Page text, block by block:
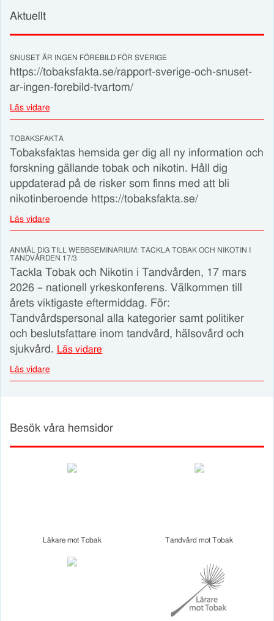
Aktuellt
SNUSET ÄR INGEN FÖREBILD FÖR SVERIGE
https://tobaksfakta.se/rapport-sverige-och-snuset-
ar-ingen-forebild-tvartom/
Läs vidare
TOBAKSFAKTA
Tobaksfaktas hemsida ger dig all ny information och
forskning gällande tobak och nikotin. Håll dig
uppdaterad på de risker som finns med att bli
nikotinberoende https://tobaksfakta.se/
Läs vidare
ANMÄL DIG TILL WEBBSEMINARIUM: TACKLA TOBAK OCH NIKOTIN I
TANDVÅRDEN 17/3
Tackla Tobak och Nikotin i Tandvården, 17 mars
2026 – nationell yrkeskonferens. Välkommen till
årets viktigaste eftermiddag. För:
Tandvårdspersonal alla kategorier samt politiker
och beslutsfattare inom tandvård, hälsovård och
sjukvård. Läs vidare
Läs vidare
Besök våra hemsidor
Läkare mot Tobak Tandvård mot Tobak